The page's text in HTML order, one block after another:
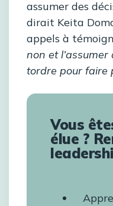
assumer des
dirait Keita
appels à
non et
tordre pour faire
Vous
élue ?